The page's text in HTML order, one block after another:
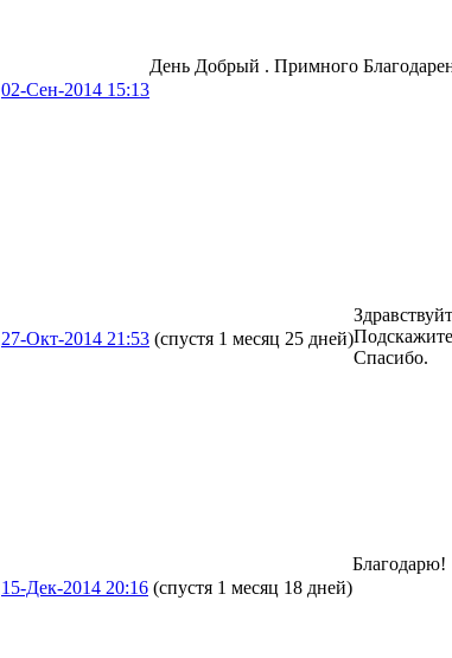
02-Сен-2014 15:13
День Добрый . Примного
27-Окт-2014 21:53 (спустя 1 месяц 25 дней)
Спасибо.
15-Дек-2014 20:16 (спустя 1 месяц 18 дней)
Благодарю!